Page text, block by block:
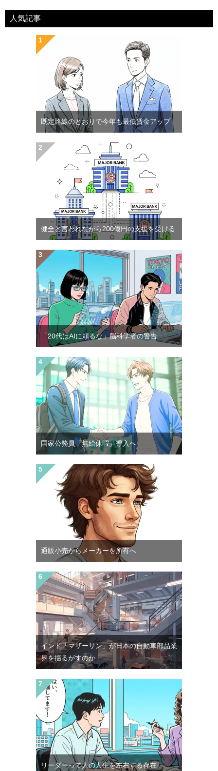
人気記事
既定路線のとおりで今年も最低賃金アップ
健全と言われながら200億円の支援を受ける
「20代はAIに頼るな」脳科学者の警告
国家公務員「無給休暇」導入へ
通販小売からメーカーを所有へ
インド「マザーサン」が日本の自動車部品業
界を揺るがすのか
リーダーって人の人生を左右する存在